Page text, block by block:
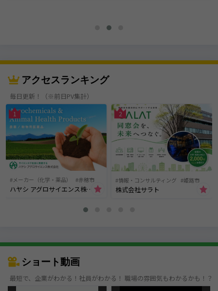
の瞬間を少しでも増やしていきたいと願い、時代のニーズにあわせた施設
アクセスランキング
毎日更新！（※前日PV集計）
1
メーカー（化学・薬品） 赤穂市
ハヤシ アグロサイエンス株式会社
2
情報・コンサルティング 姫路市
株式会社サラト
ショート動画
最短で、企業がわかる！社員がわかる！ 職場の雰囲気もわかるかも！？